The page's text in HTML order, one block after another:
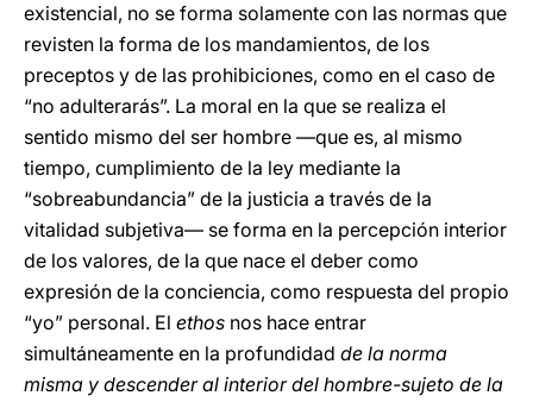
existencial, no se forma solamente con las normas que
revisten la forma de los mandamientos, de los
preceptos y de las prohibiciones, como en el caso de
“no adulterarás”. La moral en la que se realiza el
sentido mismo del ser hombre —que es, al mismo
tiempo, cumplimiento de la ley mediante la
“sobreabundancia” de la justicia a través de la
vitalidad subjetiva— se forma en la percepción interior
de los valores, de la que nace el deber como
expresión de la conciencia, como respuesta del propio
“yo” personal. El ethos nos hace entrar
simultáneamente en la profundidad de la norma
misma y descender al interior del hombre-sujeto de la